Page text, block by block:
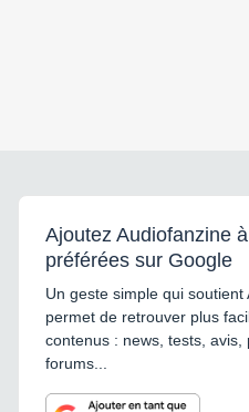
Ajoutez Audiofanzine
préférées sur Google
Un geste simple qui
permet de retrouver plus
contenus : news, tests, avis,
forums...